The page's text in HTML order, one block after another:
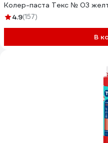
Колер-паста Текс № 03
4.9(157)
В